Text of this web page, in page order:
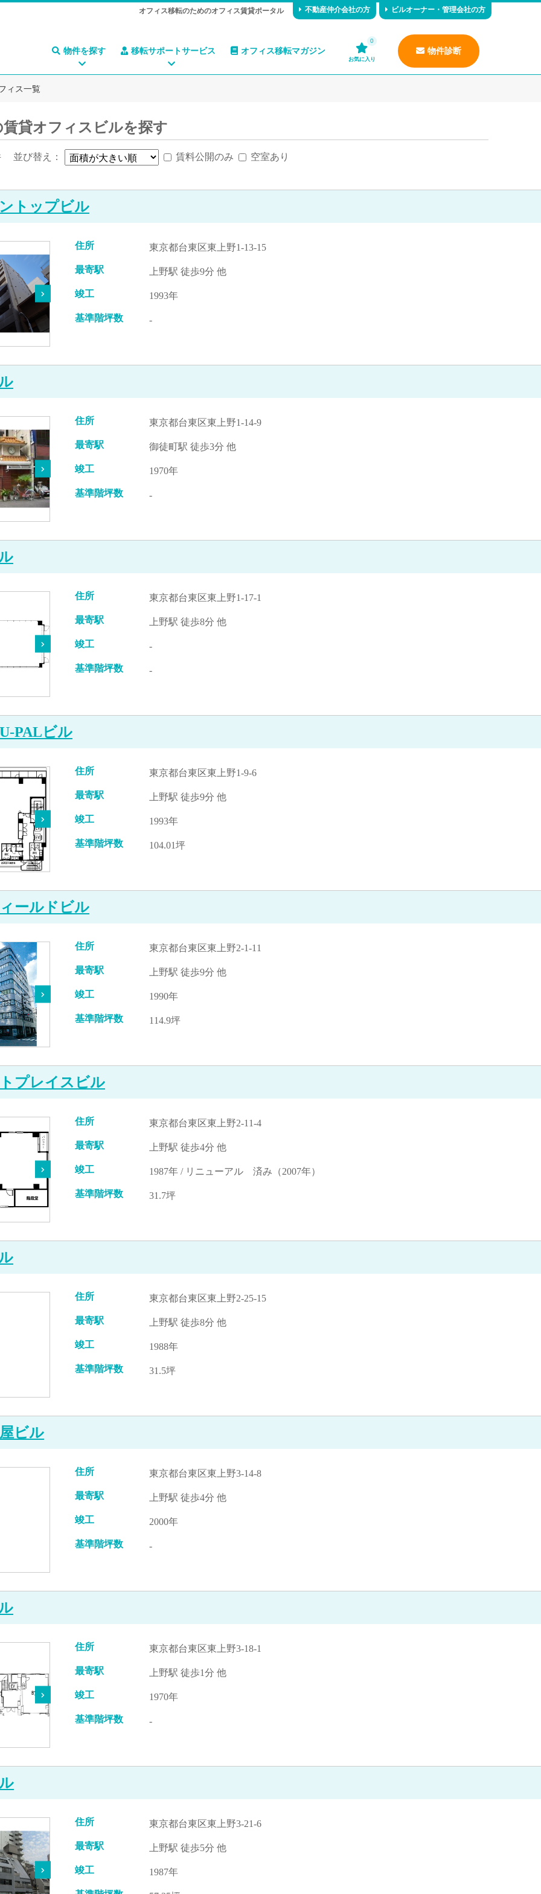
オフィス移転のためのオフィス賃貸ポータル 不動産仲介会社の方 ビルオーナー・管理会社の方
物件を探す 移転サポートサービス オフィス移転マガジン
0
お気に入り
物件診断
ィス一覧
賃貸オフィスビルを探す
並び替え： 賃料公開のみ 空室あり
トップビル
住所 東京都台東区東上野1-13-15
最寄駅 上野駅 徒歩9分 他
竣工 1993年
基準階坪数 -
住所 東京都台東区東上野1-14-9
最寄駅 御徒町駅 徒歩3分 他
竣工 1970年
基準階坪数 -
住所 東京都台東区東上野1-17-1
最寄駅 上野駅 徒歩8分 他
竣工 -
基準階坪数 -
PALビル
住所 東京都台東区東上野1-9-6
最寄駅 上野駅 徒歩9分 他
竣工 1993年
基準階坪数 104.01坪
ールドビル
住所 東京都台東区東上野2-1-11
最寄駅 上野駅 徒歩9分 他
竣工 1990年
基準階坪数 114.9坪
プレイスビル
住所 東京都台東区東上野2-11-4
最寄駅 上野駅 徒歩4分 他
竣工 1987年 / リニューアル 済み（2007年）
基準階坪数 31.7坪
住所 東京都台東区東上野2-25-15
最寄駅 上野駅 徒歩8分 他
竣工 1988年
基準階坪数 31.5坪
ビル
住所 東京都台東区東上野3-14-8
最寄駅 上野駅 徒歩4分 他
竣工 2000年
基準階坪数 -
住所 東京都台東区東上野3-18-1
最寄駅 上野駅 徒歩1分 他
竣工 1970年
基準階坪数 -
住所 東京都台東区東上野3-21-6
最寄駅 上野駅 徒歩5分 他
竣工 1987年